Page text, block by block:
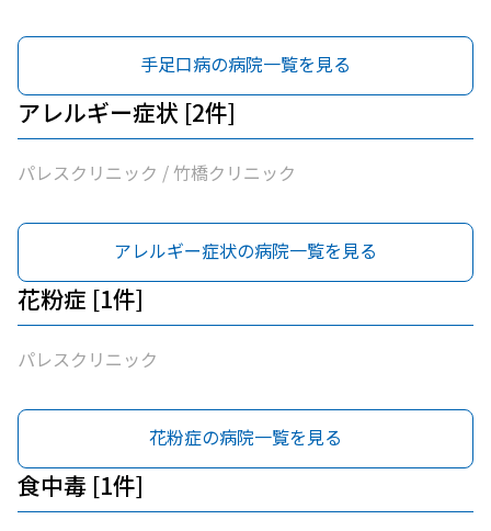
手足口病の病院一覧を見る
アレルギー症状 [2件]
パレスクリニック / 竹橋クリニック
アレルギー症状の病院一覧を見る
花粉症 [1件]
パレスクリニック
花粉症の病院一覧を見る
食中毒 [1件]